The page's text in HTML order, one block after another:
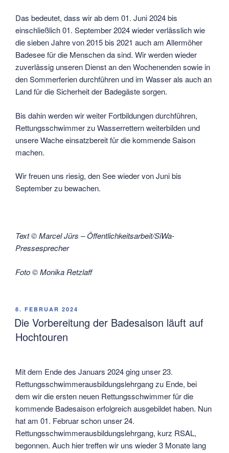
Das bedeutet, dass wir ab dem 01. Juni 2024 bis
einschließlich 01. September 2024 wieder verlässlich wie
die sieben Jahre von 2015 bis 2021 auch am Allermöher
Badesee für die Menschen da sind. Wir werden wieder
zuverlässig unseren Dienst an den Wochenenden sowie in
den Sommerferien durchführen und im Wasser als auch an
Land für die Sicherheit der Badegäste sorgen.
Bis dahin werden wir weiter Fortbildungen durchführen,
Rettungsschwimmer zu Wasserrettern weiterbilden und
unsere Wache einsatzbereit für die kommende Saison
machen.
Wir freuen uns riesig, den See wieder von Juni bis
September zu bewachen.
Text © Marcel Jürs – Öffentlichkeitsarbeit/SiWa-
Pressesprecher
Foto © Monika Retzlaff
VERÖFFENTLICHT
AM
8. FEBRUAR 2024
Die Vorbereitung der Badesaison läuft auf
Hochtouren
Mit dem Ende des Januars 2024 ging unser 23.
Rettungsschwimmerausbildungslehrgang zu Ende, bei
dem wir die ersten neuen Rettungsschwimmer für die
kommende Badesaison erfolgreich ausgebildet haben. Nun
hat am 01. Februar schon unser 24.
Rettungsschwimmerausbildungslehrgang, kurz RSAL,
begonnen. Auch hier treffen wir uns wieder 3 Monate lang